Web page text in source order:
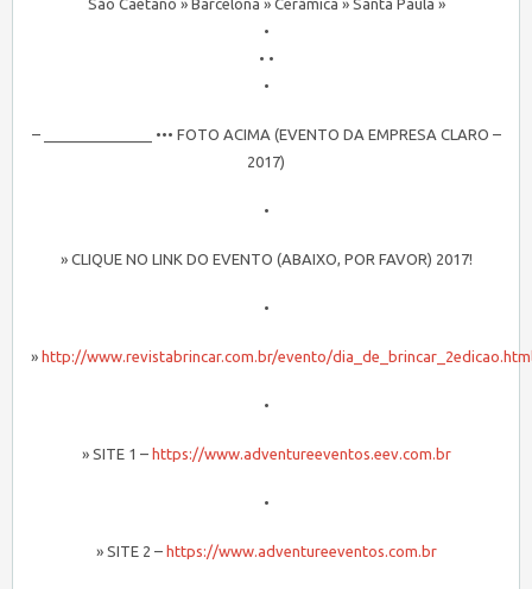
•
• •
•
– _____________ ••• FOTO ACIMA (EVENTO DA EMPRESA CLARO –
2017)
•
» CLIQUE NO LINK DO EVENTO (ABAIXO, POR FAVOR) 2017!
•
» http://www.revistabrincar.com.br/evento/
•
» SITE 1 – https://www.adventureeventos.eev.com.br
•
» SITE 2 – https://www.adventureeventos.com.br